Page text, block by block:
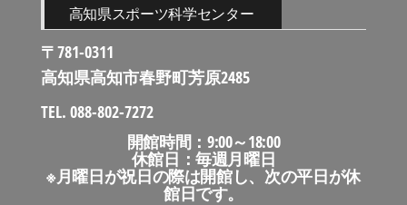
高知県スポーツ科学センター
〒781-0311
高知県高知市春野町芳原2485
TEL. 088-802-7272
開館時間：9:00～18:00
休館日：毎週月曜日
※月曜日が祝日の際は開館し、次の平日が休
館日です。